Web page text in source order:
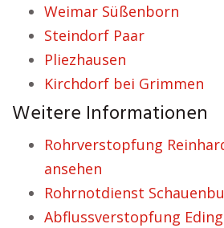
Weimar Süßenborn
Steindorf Paar
Pliezhausen
Kirchdorf bei Grimmen
Weitere Informationen
Rohrverstopfung
ansehen
Rohrnotdienst
Abflussverstopfung